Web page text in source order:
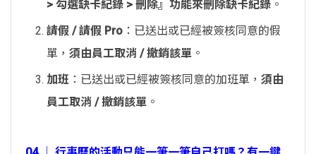
> 勾選缺卡紀錄 > 刪除』功能來刪除缺卡紀錄 。
請假 / 請假 Pro ：已送出或已經被簽核同意的假
單， 須由員工取消 / 撤銷該單 。
加班 ：已送出或已經被簽核同意的加班單， 須由
員工取消 / 撤銷該單 。